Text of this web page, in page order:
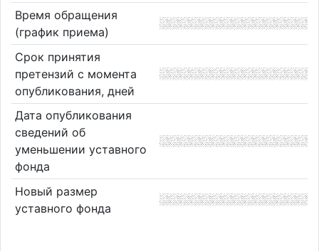
Время обращения
(график приема)
Срок принятия
претензий с момента
опубликования, дней
Дата опубликования
сведений об
уменьшении уставного
фонда
Новый размер
уставного фонда